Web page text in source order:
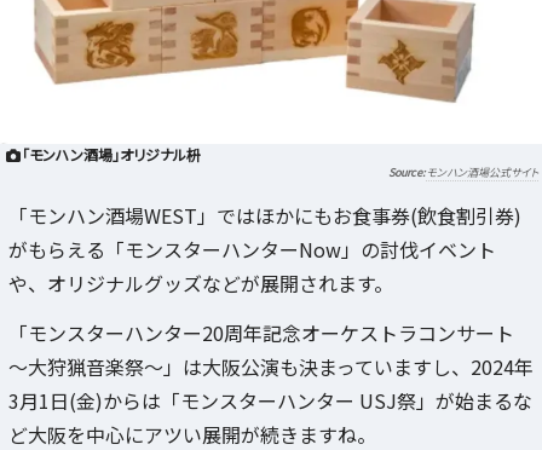
「モンハン酒場」オリジナル枡
モンハン酒場公式サイト
「モンハン酒場WEST」ではほかにもお食事券(飲食割引券)
がもらえる「モンスターハンターNow」の討伐イベント
や、オリジナルグッズなどが展開されます。
「モンスターハンター20周年記念オーケストラコンサート
～大狩猟音楽祭～」は大阪公演も決まっていますし、2024年
3月1日(金)からは「モンスターハンター USJ祭」が始まるな
ど大阪を中心にアツい展開が続きますね。